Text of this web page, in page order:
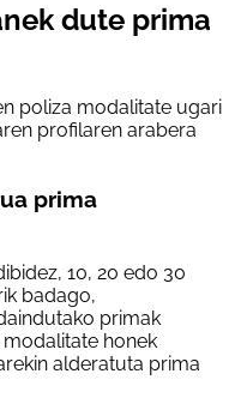
dute prima
poliza modalitate ugari
profilaren arabera
prima
10, 20 edo 30
badago,
primak
honek
alderatuta prima